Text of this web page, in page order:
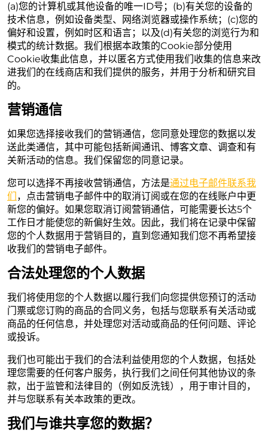
(a)您的计算机或其他设备的唯一ID号；(b)有关您的设备的
技术信息，例如设备类型、网络浏览器或操作系统；(c)您的
偏好和设置，例如时区和语言；以及(d)有关您的浏览行为和
模式的统计数据。我们根据本政策的Cookie部分使用
Cookie收集此信息，并以匿名方式使用我们收集的信息来改
进我们的在线商店和我们提供的服务，并用于分析和研究目
的。
营销通信
如果您选择接收我们的营销通信，您同意处理您的数据以发
送此类通信，其中可能包括新闻通讯、博客文章、调查和有
关新活动的信息。我们保留您的同意记录。
您可以选择不再接收营销通信，方法是通过电子邮件联系我
们 ，点击营销电子邮件中的取消订阅或在您的在线账户中更
新您的偏好。如果您取消订阅营销通信，可能需要长达5个
工作日才能使您的新偏好生效。因此，我们将在记录中保留
您的个人数据用于营销目的，直到您通知我们您不再希望接
收我们的营销电子邮件。
合法处理您的个人数据
我们将使用您的个人数据以履行我们向您提供您预订的活动
门票或您订购的商品的合同义务，包括与您联系有关活动或
商品的任何信息，并处理您对活动或商品的任何问题、评论
或投诉。
我们也可能出于我们的合法利益使用您的个人数据，包括处
理您需要的任何客户服务，执行我们之间任何其他协议的条
款，出于监管和法律目的（例如反洗钱），用于审计目的，
并与您联系有关本政策的更改。
我们与谁共享您的数据？